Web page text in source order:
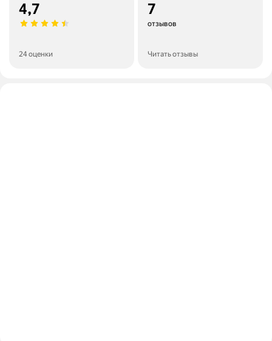
4,7
24 оценки
7
отзывов
Читать отзывы